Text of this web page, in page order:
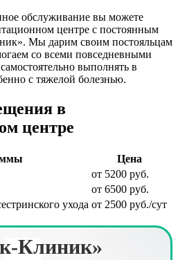
обслуживание вы можете
центре с постоянным
Мы дарим своим постояльцам
со всеми повседневными
выполнять в
с тяжелой болезнью.
в
центре
Цена
от 5200 руб.
от 6500 руб.
ухода от 2500 руб./сут
Клиник»